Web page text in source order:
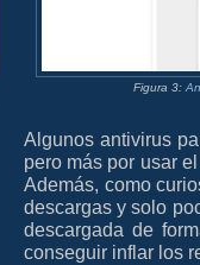
Figura 3:
Algunos antivirus
pero más por usar
Además, como
descargas y solo
descargada de
conseguir inflar los